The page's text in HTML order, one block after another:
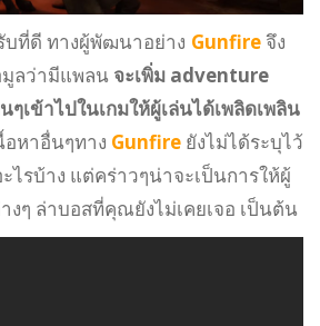
บที่ดี ทางผู้พัฒนาอย่าง Gunfireจึง
มูลว่ามีแพลน จะเพิ่ม adventure
เข้าไปในเกมให้ผู้เล่นได้เพลิดเพลิน
อหาอื่นๆทาง Gunfire ยังไม่ได้ระบุไว้
ไรบ้าง แต่คร่าวๆน่าจะเป็นการให้ผู้
งๆ ล่าบอสที่คุณยังไม่เคยเจอ เป็นต้น